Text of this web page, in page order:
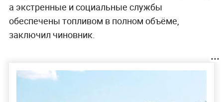
а экстренные и социальные службы
обеспечены топливом в полном объёме,
заключил чиновник.